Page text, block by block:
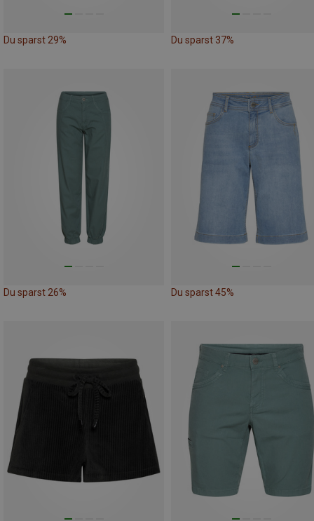
Du sparst 29% Du sparst 37%
Du sparst 26% Du sparst 45%